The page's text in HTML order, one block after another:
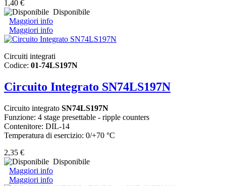
1,40 €
Disponibile
Maggiori info
Maggiori info
Circuiti integrati
Codice: 01-74LS197N
Circuito Integrato SN74LS197N
Circuito integrato SN74LS197N
Funzione: 4 stage presettable - ripple counters
Contenitore: DIL-14
Temperatura di esercizio: 0/+70 °C
2,35 €
Disponibile
Maggiori info
Maggiori info